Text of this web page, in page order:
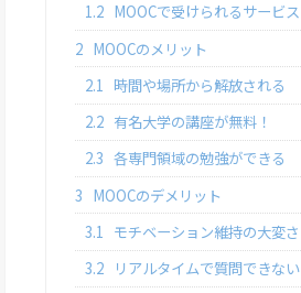
1.2 MOOCで受けられるサービス
2 MOOCのメリット
2.1 時間や場所から解放される
2.2 有名大学の講座が無料！
2.3 各専門領域の勉強ができる
3 MOOCのデメリット
3.1 モチベーション維持の大変さ
3.2
リアルタイムで質問できない